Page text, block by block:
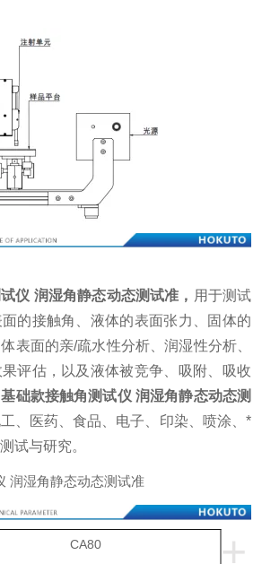
仪 润湿角静态动态测试准 ， 用于测试
的接触角、液体的表面张力、固体的
表面的亲/疏水性分析、润湿性分析、
评估，以及液体被竞争、吸附、吸收
基础款接触角测试仪 润湿角静态动态测
、医药、食品、电子、印染、喷涂、*
试与研究。
+
CA80